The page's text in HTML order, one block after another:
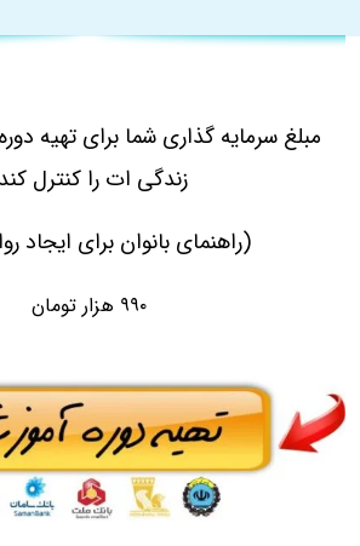
مبلغ سرمایه گذاری شما برای تهیه
زندگی ات را کنترل
(راهنمای بانوان برای ایجاد
۹۹۰ هزار تومان